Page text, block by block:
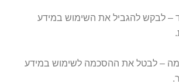
– לבקש להגביל את השימוש במידע
– לבטל את ההסכמה לשימוש במידע